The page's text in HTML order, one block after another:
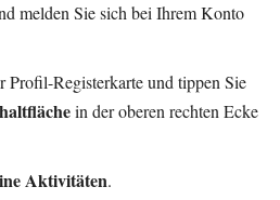
melden Sie sich bei Ihrem Konto
Profil-Registerkarte und tippen Sie
in der oberen rechten Ecke
Aktivitäten.